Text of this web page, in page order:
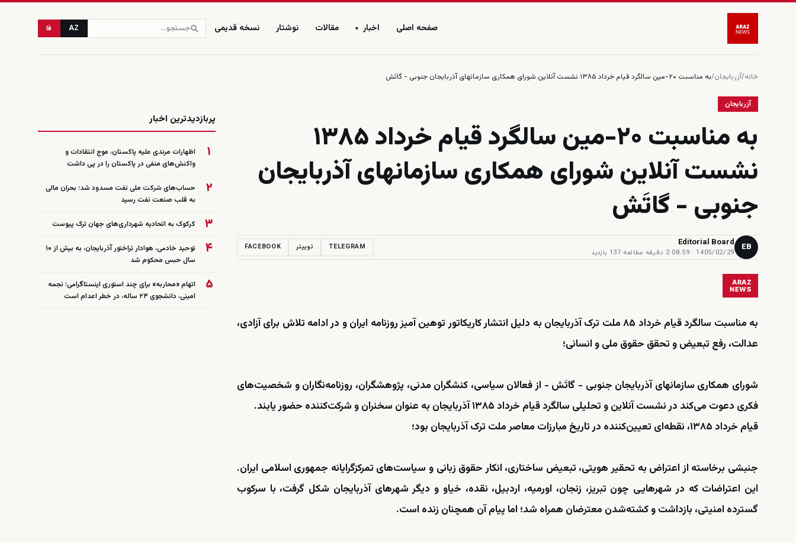
صفحه اصلی اخبار ▾ مقالات نوشتار نسخه قدیمی AZ فا
خانه/آزربایجان/به مناسبت ۲۰-مین سالگرد قیام خرداد ۱۳۸۵ نشست آنلاین شورای همکاری سازمانهای آذربایجان جنوبی - گاتَش
آزربایجان
به مناسبت ۲۰-مین سالگرد قیام خرداد ۱۳۸۵
نشست آنلاین شورای همکاری سازمانهای آذربایجان
جنوبی - گاتَش
EB
Editorial Board
1405/02/29 · 08:59
·2 دقیقه مطالعه ·137 بازدید
TELEGRAM توییتر FACEBOOK
ARAZ
NEWS
به مناسبت سالگرد قیام خرداد ۸۵ ملت ترک آذربایجان به دلیل انتشار کاریکاتور توهین آمیز روزنامه ایران و در ادامه تلاش‌ برای آزادی،
عدالت، رفع تبعیض و تحقق حقوق ملی و انسانی؛
شورای همکاری سازمانهای آذربایجان جنوبی - گاتَش - از فعالان سیاسی، کنشگران مدنی، پژوهشگران، روزنامه‌نگاران و شخصیت‌های
فکری دعوت می‌کند در نشست آنلاین و تحلیلی سالگرد قیام خرداد ۱۳۸۵ آذربایجان به عنوان سخنران و شرکت‌کننده حضور یابند.
قیام خرداد ۱۳۸۵، نقطه‌ای تعیین‌کننده در تاریخ مبارزات معاصر ملت ترک آذربایجان بود؛
جنبشی برخاسته از اعتراض به تحقیر هویتی، تبعیض ساختاری، انکار حقوق زبانی و سیاست‌های تمرکزگرایانه جمهوری اسلامی ایران.
این اعتراضات که در شهرهایی چون تبریز، زنجان، اورمیه، اردبیل، نقده، خیاو‌ و دیگر شهرهای آذربایجان شکل گرفت، با سرکوب
گسترده امنیتی، بازداشت و کشته‌شدن معترضان همراه شد؛ اما پیام آن همچنان زنده است.
پربازدیدترین اخبار
۱
اظهارات مرندی علیه پاکستان، موج انتقادات و
واکنش‌های منفی در پاکستان را در پی داشت
۲
حساب‌های شرکت ملی نفت مسدود شد؛ بحران مالی
به قلب صنعت نفت رسید
۳ کرکوک به اتحادیه شهرداری‌های جهان ترک پیوست
۴
توحید خادمی، هوادار تراختور آذربایجان، به بیش از ۱۰
سال حبس محکوم شد
۵
اتهام «محاربه» برای چند استوری اینستاگرامی؛ نجمه
امینی، دانشجوی ۲۳ ساله، در خطر اعدام است